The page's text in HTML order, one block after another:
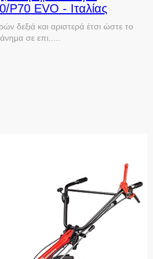
P70 EVO - Ιταλίας
δεξιά και αριστερά έτσι ώστε το
σε επι.....